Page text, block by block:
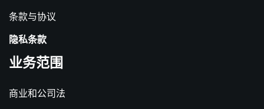
条款与协议
隐私条款
业务范围
商业和公司法